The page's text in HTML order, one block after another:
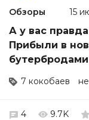
Обзоры 15
А у вас
Прибыли в
7 кокобаев
4 9.7K